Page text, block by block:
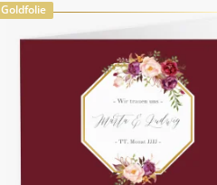
Goldfolie